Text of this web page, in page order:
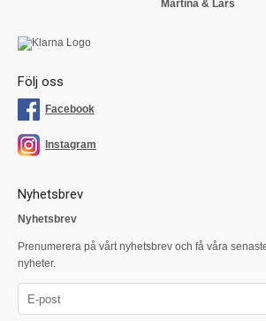
Martina & Lars
Följ oss
Facebook
Instagram
Nyhetsbrev
Nyhetsbrev
Prenumerera på vårt nyhetsbrev och få våra
nyheter.